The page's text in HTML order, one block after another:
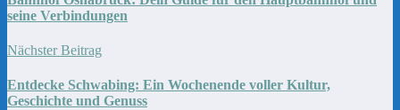
seine Verbindungen
Nächster Beitrag
Entdecke Schwabing: Ein Wochenende voller Kultur,
Geschichte und Genuss